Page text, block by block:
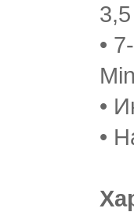
•
•
•